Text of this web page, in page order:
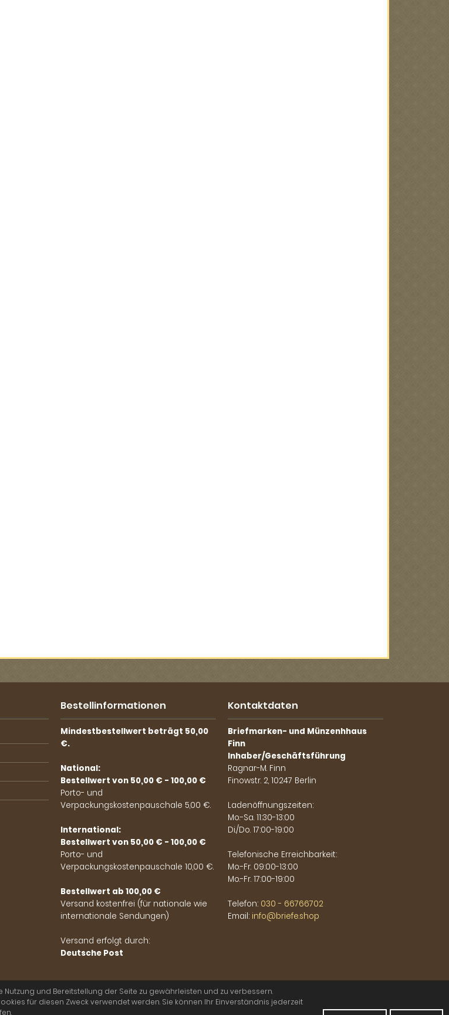
Bestellinformationen
Mindestbestellwert beträgt 50,00
€.
National:
Bestellwert von 50,00 € - 100,00 €
Porto- und
Verpackungskostenpauschale 5,00 €.
International:
Bestellwert von 50,00 € - 100,00 €
Porto- und
Verpackungskostenpauschale 10,00 €.
Bestellwert ab 100,00 €
Versand kostenfrei (für nationale wie
internationale Sendungen)
Versand erfolgt durch:
Deutsche Post
Kontaktdaten
Briefmarken- und Münzenhhaus
Finn
Inhaber/Geschäftsführung
Ragnar-M. Finn
Finowstr. 2, 10247 Berlin
Ladenöffnungszeiten:
Mo.-Sa. 11:30-13:00
Di./Do. 17:00-19:00
Telefonische Erreichbarkeit:
Mo.-Fr. 09:00-13:00
Mo.-Fr. 17:00-19:00
Telefon: 030 - 66766702
Email: info@briefe.shop
und Münzenhaus Finn © 2026
und Bereitstellung der Seite zu gewährleisten und zu verbessern.
für diesen Zweck verwendet werden. Sie können Ihr Einverständnis jederzeit